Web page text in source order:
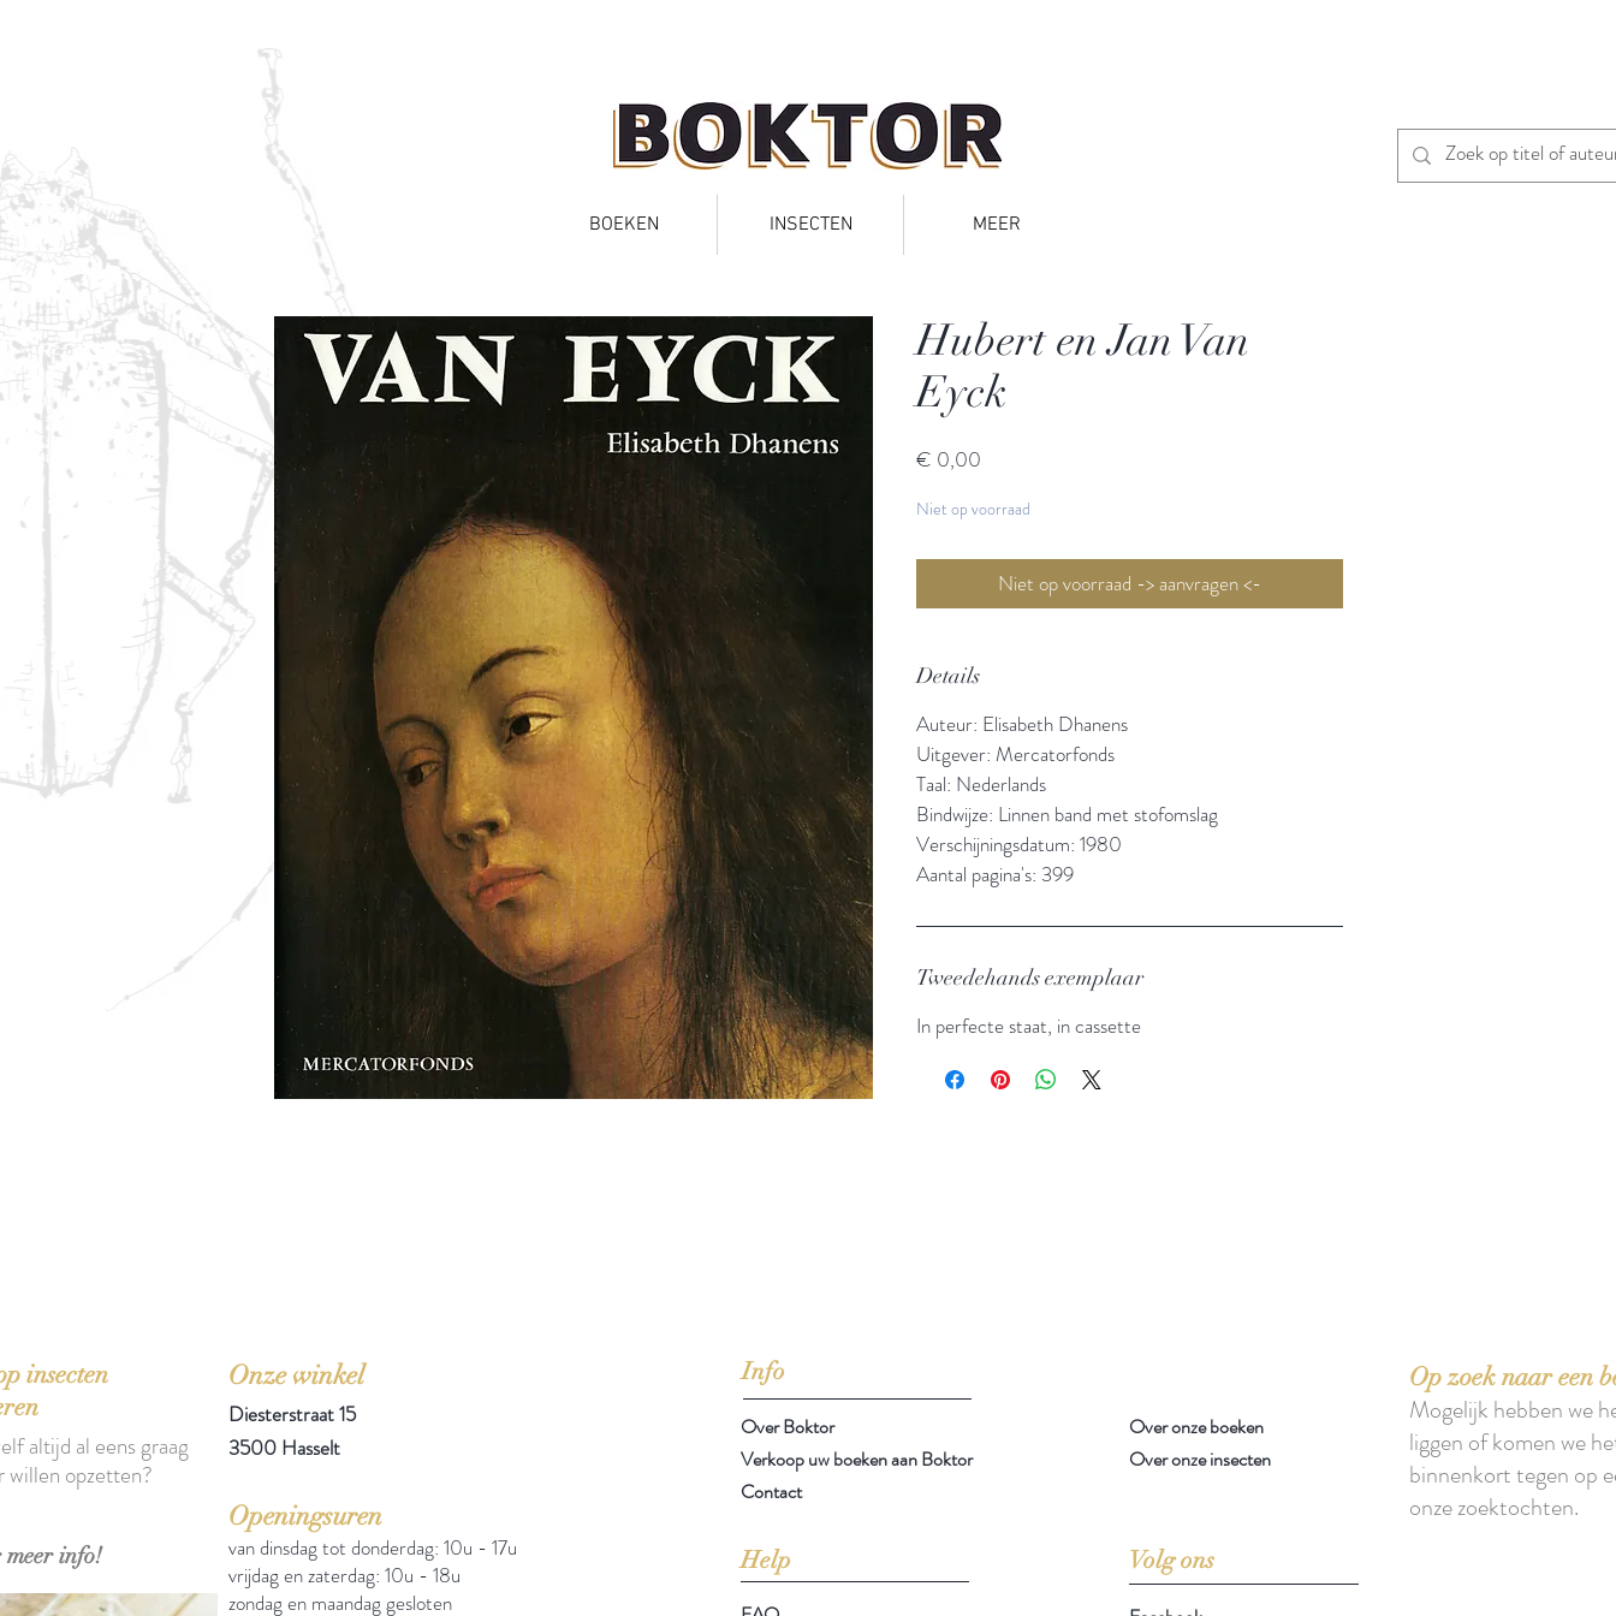
BOEKEN INSECTEN MEER
Hubert en Jan Van
Eyck
€ 0,00
Niet op voorraad
Niet op voorraad -> aanvragen <-
Details
Auteur: Elisabeth Dhanens
Uitgever: Mercatorfonds
Taal: Nederlands
Bindwijze: Linnen band met stofomslag
Verschijningsdatum: 1980
Aantal pagina's: 399
Tweedehands exemplaar
In perfecte staat, in cassette
insecten
info!
altijd al eens graag
willen opzetten?
Onze winkel
Diesterstraat 15
3500 Hasselt
Openingsuren
van dinsdag tot donderdag: 10u - 17u
vrijdag en zaterdag: 10u - 18u
zondag en maandag gesloten
Info
Over Boktor
Verkoop uw boeken aan Boktor
Contact
Help Volg ons
Op zoek naar een
Mogelijk hebben we
liggen of komen we
binnenkort tegen op
onze zoektochten.
Over onze boeken
Over onze insecten